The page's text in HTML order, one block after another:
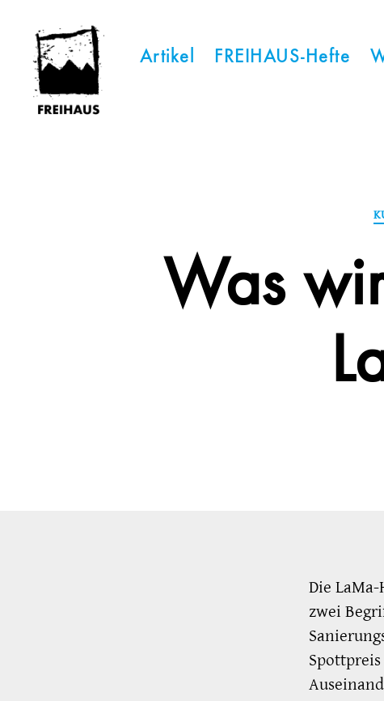
Artikel FREIHAUS-Hefte
Was
Die
zwei